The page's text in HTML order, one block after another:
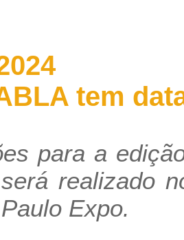
tem
para a
realizado
Expo.